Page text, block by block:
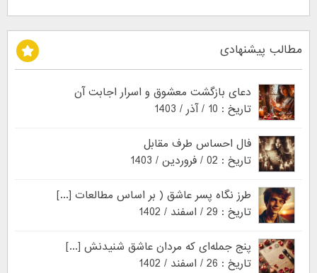
مطالب پیشنهادی
دعای بازگشت معشوق و اسرار اجابت آن
تاریخ : 10 / آذر / 1403
فال احساس طرف مقابل
تاریخ : 02 / فروردین / 1403
طرز نگاه پسر عاشق ( بر اساس مطالعات [...]
تاریخ : 29 / اسفند / 1402
پنج جمله‌ای که مردان عاشق شنیدنش [...]
تاریخ : 26 / اسفند / 1402